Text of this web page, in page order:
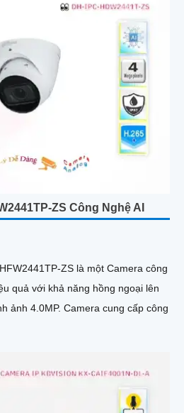
ZS Công Nghệ AI
ZS là một Camera công
quả với khả năng hồng ngoại lên
cung cấp công